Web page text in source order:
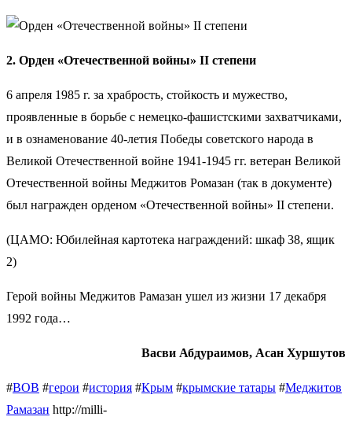
2. Орден «Отечественной войны» II степени
6 апреля 1985 г. за храбрость, стойкость и мужество,
проявленные в борьбе с немецко-фашистскими захватчиками,
и в ознаменование 40-летия Победы советского народа в
Великой Отечественной войне 1941-1945 гг. ветеран Великой
Отечественной войны Меджитов Ромазан (так в документе)
был награжден орденом «Отечественной войны» II степени.
(ЦАМО: Юбилейная картотека награждений: шкаф 38, ящик
2)
Герой войны Меджитов Рамазан ушел из жизни 17 декабря
1992 года…
Васви Абдураимов, Асан Хуршутов
#ВОВ #герои #история #Крым #крымские татары #Меджитов
Рамазан http://milli-